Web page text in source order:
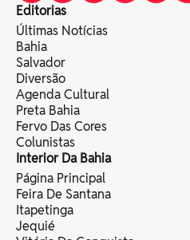
Editorias
Últimas Notícias
Bahia
Salvador
Diversão
Agenda Cultural
Preta Bahia
Fervo Das Cores
Colunistas
Interior Da Bahia
Página Principal
Feira De Santana
Itapetinga
Jequié